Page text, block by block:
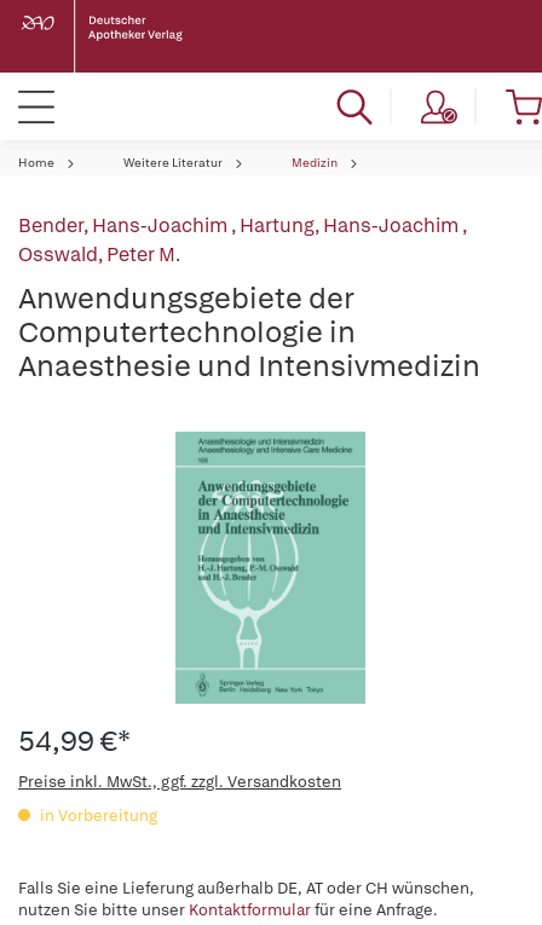
Home Weitere Literatur Medizin
Bender, Hans-Joachim ,Hartung, Hans-Joachim ,
Osswald, Peter M.
Anwendungsgebiete der
Computertechnologie in
Anaesthesie und Intensivmedizin
54,99 €*
Preise inkl. MwSt., ggf. zzgl. Versandkosten
in Vorbereitung
Falls Sie eine Lieferung außerhalb DE, AT oder CH wünschen,
nutzen Sie bitte unser Kontaktformularfür eine Anfrage.